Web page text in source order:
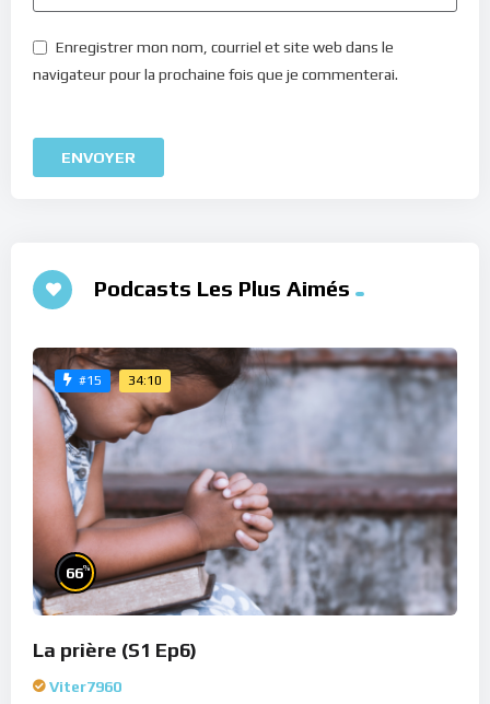
Enregistrer mon nom, courriel et site web dans le
navigateur pour la prochaine fois que je commenterai.
Podcasts Les Plus Aimés
#15 34:10
66%
La prière (S1 Ep6)
Viter7960